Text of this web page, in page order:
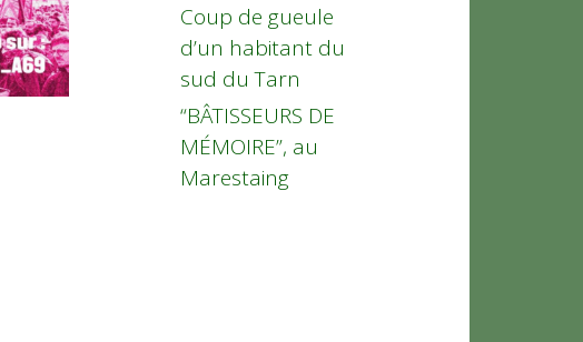
Coup de gueule
d’un habitant du
sud du Tarn
“BÂTISSEURS DE
MÉMOIRE”, au
Marestaing